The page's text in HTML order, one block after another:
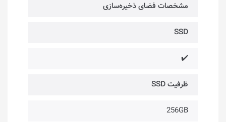
مشخصات فضای ذخیره‌سازی
SSD
✔️
ظرفیت SSD
256GB